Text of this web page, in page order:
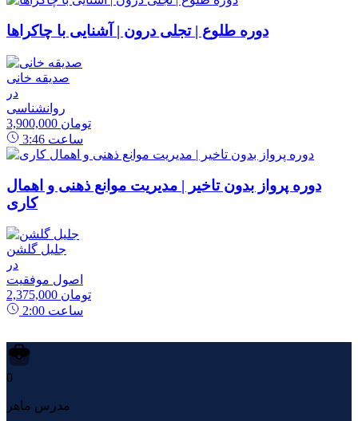
دوره طلوع | تجلی درون | آشنایی با چاکراها
صدیقه خانی
در
روانشناسی
3,900,000 تومان
3:46 ساعت
دوره پرواز بدون تاخیر | مدیریت موانع ذهنی و اهمال
کاری
جلیل گلشن
در
اصول موفقیت
2,375,000 تومان
2:00 ساعت
0
مدرس ماهر